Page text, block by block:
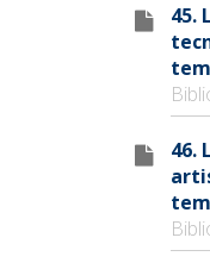
45.
46.